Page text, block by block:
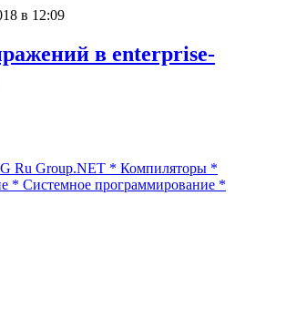
в 12:09
в enterprise-
Ru Group.NET * Компиляторы *
* Системное программирование *